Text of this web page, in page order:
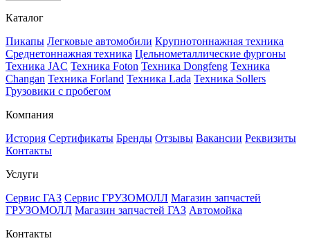
Каталог
Пикапы Легковые автомобили Крупнотоннажная техника
Среднетоннажная техника Цельнометаллические фургоны
Техника JAC Техника Foton Техника Dongfeng Техника
Changan Техника Forland Техника Lada Техника Sollers
Грузовики с пробегом
Компания
История Сертификаты Бренды Отзывы Вакансии Реквизиты
Контакты
Услуги
Сервис ГАЗ Сервис ГРУЗОМОЛЛ Магазин запчастей
ГРУЗОМОЛЛ Магазин запчастей ГАЗ Автомойка
Контакты